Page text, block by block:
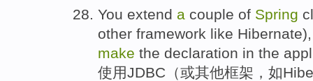
You extend a couple of Spring
other framework like Hibernate
make the declaration in the
使用JDBC （或其他框架 ， 如